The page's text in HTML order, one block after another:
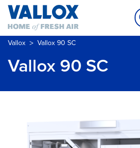
Vallox > Vallox 90 SC
Vallox 90 SC